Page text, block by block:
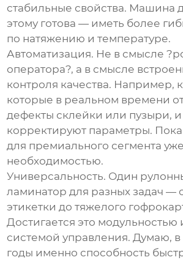
стабильные свойства. Машина
этому готова — иметь более
по натяжению и температуре.
Автоматизация. Не в смысле
оператора?, а в смысле
контроля качества. Например,
которые в реальном времени
дефекты склейки или пузыри, и
корректируют параметры. Пока
для премиального сегмента
необходимостью.
Универсальность. Один
ламинатор для разных задач —
этикетки до тяжелого
Достигается это модульностью
системой управления. Думаю,
годы именно способность